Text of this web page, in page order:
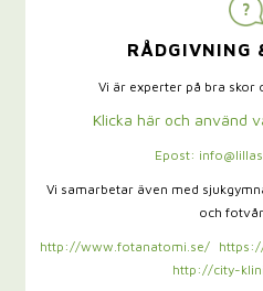
RÅDGIVNING
Vi är experter på bra skor
Klicka här och använd
Epost:
Vi samarbetar även med
och
http://www.fotanatomi.se/
http://city-